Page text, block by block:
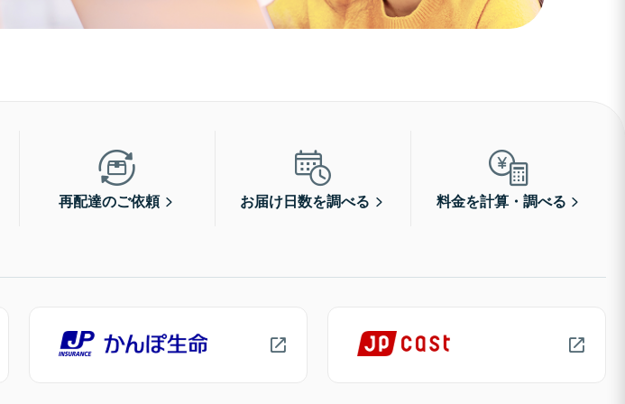
再配達のご依頼 お届け日数を調べる 料金を計算・調べる